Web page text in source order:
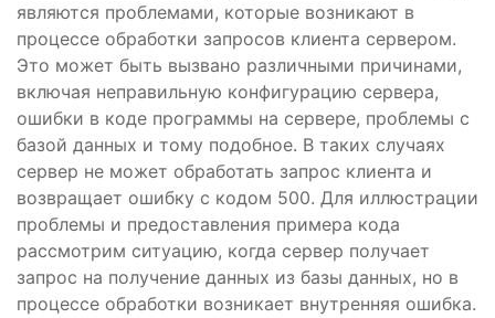
являются проблемами, которые возникают в
процессе обработки запросов клиента сервером.
Это может быть вызвано различными причинами,
включая неправильную конфигурацию сервера,
ошибки в коде программы на сервере, проблемы с
базой данных и тому подобное. В таких случаях
сервер не может обработать запрос клиента и
возвращает ошибку с кодом 500. Для иллюстрации
проблемы и предоставления примера кода
рассмотрим ситуацию, когда сервер получает
запрос на получение данных из базы данных, но в
процессе обработки возникает внутренняя ошибка.